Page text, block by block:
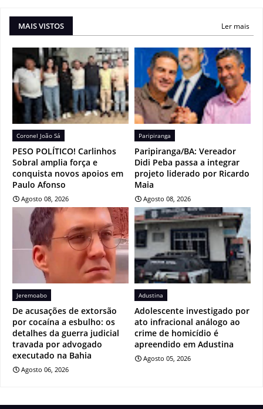
MAIS VISTOS Ler mais
Coronel João Sá
PESO POLÍTICO! Carlinhos
Sobral amplia força e
conquista novos apoios em
Paulo Afonso
Agosto 08, 2026
Paripiranga
Paripiranga/BA: Vereador
Didi Peba passa a integrar
projeto liderado por Ricardo
Maia
Agosto 08, 2026
Jeremoabo
De acusações de extorsão
por cocaína a esbulho: os
detalhes da guerra judicial
travada por advogado
executado na Bahia
Agosto 06, 2026
Adustina
Adolescente investigado por
ato infracional análogo ao
crime de homicídio é
apreendido em Adustina
Agosto 05, 2026